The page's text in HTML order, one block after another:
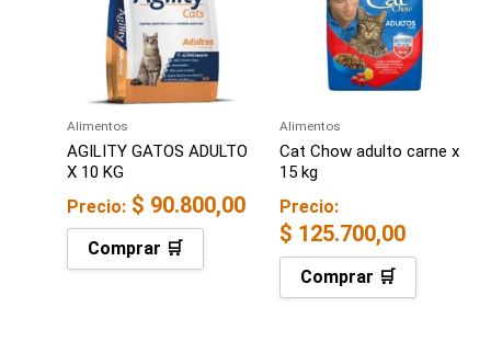
Alimentos
AGILITY GATOS ADULTO
X 10 KG
Precio: $ 90.800,00
Comprar 🛒
Alimentos
Cat Chow adulto carne x
15 kg
Precio:
$ 125.700,00
Comprar 🛒